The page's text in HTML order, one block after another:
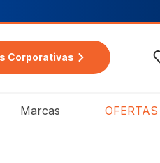
Corporativas
Marcas OFERTAS